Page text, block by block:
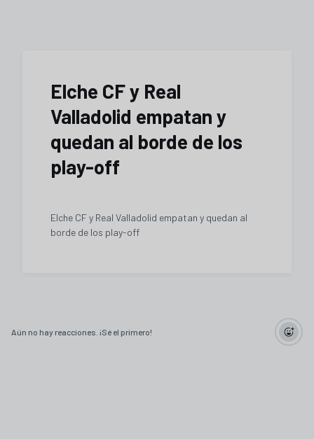
Elche CF y Real
Valladolid empatan y
quedan al borde de los
play-off
Elche CF y Real Valladolid empatan y quedan al
borde de los play-off
Aún no hay reacciones. ¡Sé el primero!